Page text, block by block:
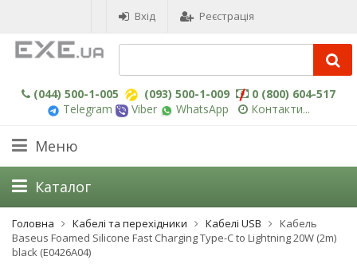
Вхід Реєстрація
(044) 500-1-005 (093) 500-1-009
0 (800) 604-517
Telegram
Viber WhatsApp Контакти...
Меню
Головна Кабелі та перехідники Кабелі USB
Кабель
Baseus Foamed Silicone Fast Charging Type-C to Lightning 20W (2m)
black (E0426A04)
Каталог